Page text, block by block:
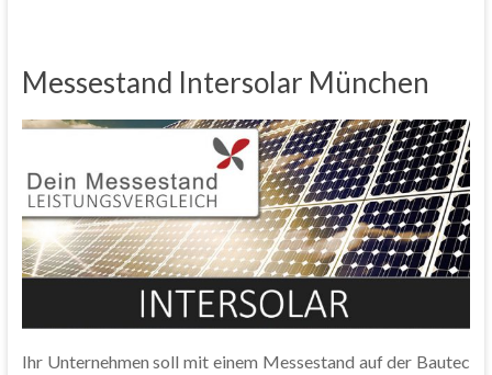
Messestand Intersolar München
Ihr Unternehmen soll mit einem Messestand auf der Bautec